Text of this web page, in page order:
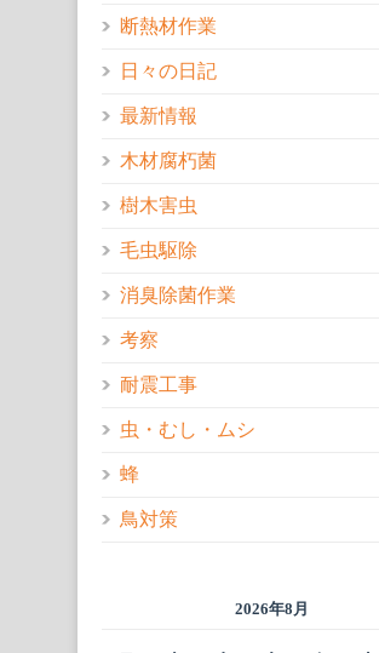
断熱材作業
日々の日記
最新情報
木材腐朽菌
樹木害虫
毛虫駆除
消臭除菌作業
考察
耐震工事
虫・むし・ムシ
蜂
鳥対策
2026年8月